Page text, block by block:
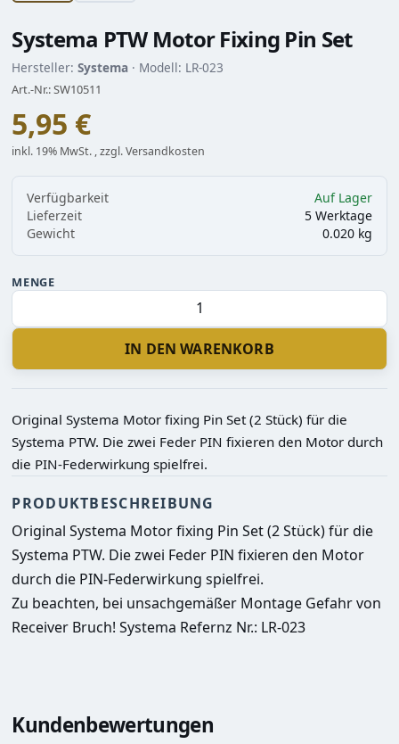
Systema PTW Motor Fixing Pin Set
Hersteller:Systema · Modell: LR-023
Art.-Nr.: SW10511
5,95 €
inkl. 19% MwSt. , zzgl. Versandkosten
Verfügbarkeit
Auf Lager
Lieferzeit
5 Werktage
Gewicht
0.020 kg
MENGE
IN DEN WARENKORB
Original Systema Motor fixing Pin Set (2 Stück) für die
Systema PTW. Die zwei Feder PIN fixieren den Motor durch
die PIN-Federwirkung spielfrei.
PRODUKTBESCHREIBUNG
Original Systema Motor fixing Pin Set (2 Stück) für die
Systema PTW. Die zwei Feder PIN fixieren den Motor
durch die PIN-Federwirkung spielfrei.
Zu beachten, bei unsachgemäßer Montage Gefahr von
Receiver Bruch! Systema Refernz Nr.: LR-023
Kundenbewertungen